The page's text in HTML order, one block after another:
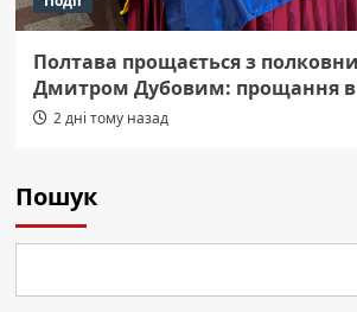
Полтава прощається з
Дмитром Дубовим: прощання в
2 дні тому назад
Пошук